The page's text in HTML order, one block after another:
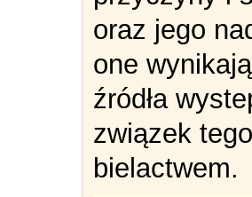
oraz jego
one
źródła
związek
bielactwem.